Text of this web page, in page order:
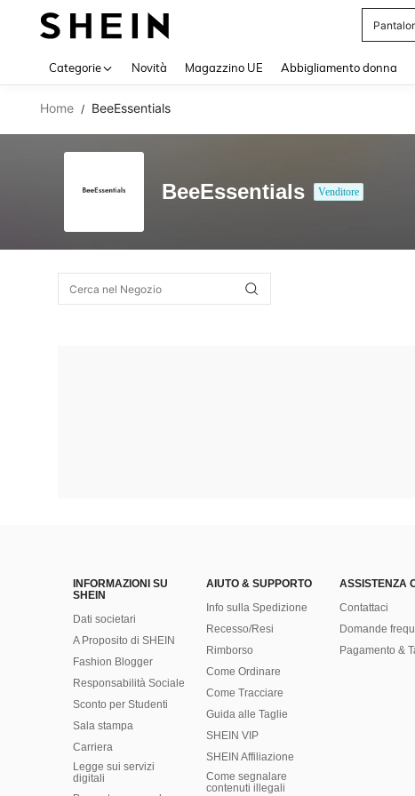
Categorie Novità Magazzino UE Abbigliamento donna
Home / BeeEssentials
BeeEssentials Venditore
INFORMAZIONI SU
SHEIN
Dati societari
A Proposito di SHEIN
Fashion Blogger
Responsabilità Sociale
Sconto per Studenti
Sala stampa
Carriera
Legge sui servizi
digitali
AIUTO & SUPPORTO
Info sulla Spedizione
Recesso/Resi
Rimborso
Come Ordinare
Come Tracciare
Guida alle Taglie
SHEIN VIP
SHEIN Affiliazione
Come segnalare
contenuti illegali
ASSISTENZA
Contattaci
Domande
Pagamento &